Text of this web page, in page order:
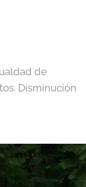
de
Disminución